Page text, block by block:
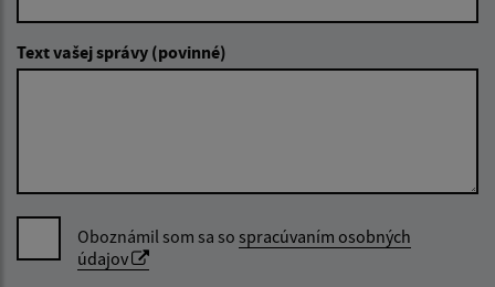
Text vašej správy (povinné)
Oboznámil som sa so spracúvaním osobných
údajov